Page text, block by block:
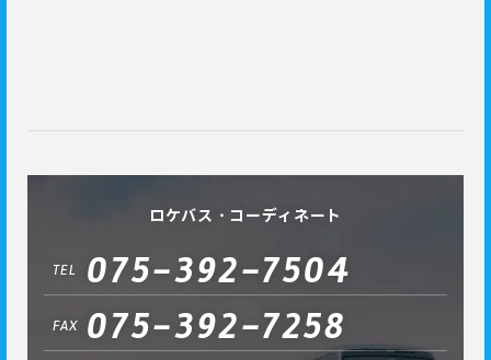
ロケバス・コーディネート
TEL 075-392-7504
FAX 075-392-7258